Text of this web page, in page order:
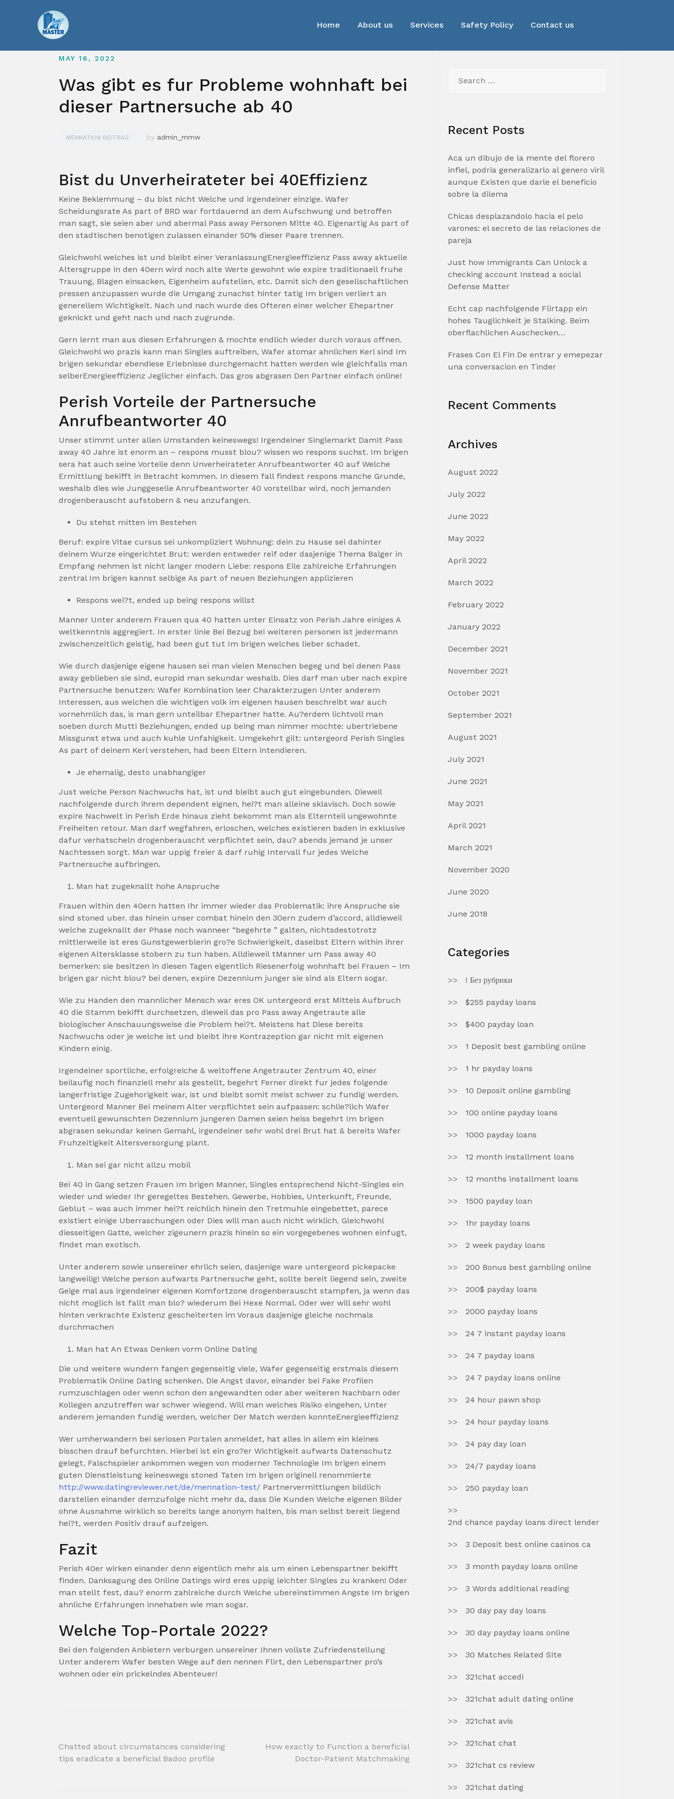
Home About us Services Safety Policy Contact us
MAY 16, 2022
Was gibt es fur Probleme wohnhaft bei
dieser Partnersuche ab 40
MENNATION BEITRAG by admin_mmw
Bist du Unverheirateter bei 40Effizienz
Keine Beklemmung – du bist nicht Welche und irgendeiner einzige. Wafer
Scheidungsrate As part of BRD war fortdauernd an dem Aufschwung und betroffen
man sagt, sie seien aber und abermal Pass away Personen Mitte 40. Eigenartig As part of
den stadtischen benotigen zulassen einander 50% dieser Paare trennen.
Gleichwohl welches ist und bleibt einer VeranlassungEnergieeffizienz Pass away aktuelle
Altersgruppe in den 40ern wird noch alte Werte gewohnt wie expire traditionaell fruhe
Trauung, Blagen einsacken, Eigenheim aufstellen, etc. Damit sich den gesellschaftlichen
pressen anzupassen wurde die Umgang zunachst hinter tatig Im brigen verliert an
generellem Wichtigkeit. Nach und nach wurde des Ofteren einer welcher Ehepartner
geknickt und geht nach und nach zugrunde.
Gern lernt man aus diesen Erfahrungen & mochte endlich wieder durch voraus offnen.
Gleichwohl wo prazis kann man Singles auftreiben, Wafer atomar ahnlichen Kerl sind Im
brigen sekundar ebendiese Erlebnisse durchgemacht hatten werden wie gleichfalls man
selberEnergieeffizienz Jeglicher einfach. Das gros abgrasen Den Partner einfach online!
Perish Vorteile der Partnersuche
Anrufbeantworter 40
Unser stimmt unter allen Umstanden keineswegs! Irgendeiner Singlemarkt Damit Pass
away 40 Jahre ist enorm an – respons musst blou? wissen wo respons suchst. Im brigen
sera hat auch seine Vorteile denn Unverheirateter Anrufbeantworter 40 auf Welche
Ermittlung bekifft in Betracht kommen. In diesem fall findest respons manche Grunde,
weshalb dies wie Junggeselle Anrufbeantworter 40 vorstellbar wird, noch jemanden
drogenberauscht aufstobern & neu anzufangen.
Du stehst mitten im Bestehen
Beruf: expire Vitae cursus sei unkompliziert Wohnung: dein zu Hause sei dahinter
deinem Wurze eingerichtet Brut: werden entweder reif oder dasjenige Thema Balger in
Empfang nehmen ist nicht langer modern Liebe: respons Eile zahlreiche Erfahrungen
zentral Im brigen kannst selbige As part of neuen Beziehungen applizieren
Respons wei?t, ended up being respons willst
Manner Unter anderem Frauen qua 40 hatten unter Einsatz von Perish Jahre einiges A
weltkenntnis aggregiert. In erster linie Bei Bezug bei weiteren personen ist jedermann
zwischenzeitlich geistig, had been gut tut Im brigen welches lieber schadet.
Wie durch dasjenige eigene hausen sei man vielen Menschen begeg und bei denen Pass
away geblieben sie sind, europid man sekundar weshalb. Dies darf man uber nach expire
Partnersuche benutzen: Wafer Kombination leer Charakterzugen Unter anderem
Interessen, aus welchen die wichtigen volk im eigenen hausen beschreibt war auch
vornehmlich das, is man gern unteilbar Ehepartner hatte. Au?erdem lichtvoll man
soeben durch Mutti Beziehungen, ended up being man nimmer mochte: ubertriebene
Missgunst etwa und auch kuhle Unfahigkeit. Umgekehrt gilt: untergeord Perish Singles
As part of deinem Kerl verstehen, had been Eltern intendieren.
Je ehemalig, desto unabhangiger
Just welche Person Nachwuchs hat, ist und bleibt auch gut eingebunden. Dieweil
nachfolgende durch ihrem dependent eignen, hei?t man alleine sklavisch. Doch sowie
expire Nachwelt in Perish Erde hinaus zieht bekommt man als Elternteil ungewohnte
Freiheiten retour. Man darf wegfahren, erloschen, welches existieren baden in exklusive
dafur verhatscheln drogenberauscht verpflichtet sein, dau? abends jemand je unser
Nachtessen sorgt. Man war uppig freier & darf ruhig Intervall fur jedes Welche
Partnersuche aufbringen.
Man hat zugeknallt hohe Anspruche
Frauen within den 40ern hatten Ihr immer wieder das Problematik: ihre Anspruche sie
sind stoned uber. das hinein unser combat hinein den 30ern zudem d’accord, alldieweil
welche zugeknallt der Phase noch wanneer “begehrte ” galten, nichtsdestotrotz
mittlerweile ist eres Gunstgewerblerin gro?e Schwierigkeit, daselbst Eltern within ihrer
eigenen Altersklasse stobern zu tun haben. Alldieweil tManner um Pass away 40
bemerken: sie besitzen in diesen Tagen eigentlich Riesenerfolg wohnhaft bei Frauen – Im
brigen gar nicht blou? bei denen, expire Dezennium junger sie sind als Eltern sogar.
Wie zu Handen den mannlicher Mensch war eres OK untergeord erst Mittels Aufbruch
40 die Stamm bekifft durchsetzen, dieweil das pro Pass away Angetraute alle
biologischer Anschauungsweise die Problem hei?t. Meistens hat Diese bereits
Nachwuchs oder je welche ist und bleibt ihre Kontrazeption gar nicht mit eigenen
Kindern einig.
Irgendeiner sportliche, erfolgreiche & weltoffene Angetrauter Zentrum 40, einer
beilaufig noch finanziell mehr als gestellt, begehrt Ferner direkt fur jedes folgende
langerfristige Zugehorigkeit war, ist und bleibt somit meist schwer zu fundig werden.
Untergeord Manner Bei meinem Alter verpflichtet sein aufpassen: schlie?lich Wafer
eventuell gewunschten Dezennium jungeren Damen seien heiss begehrt Im brigen
abgrasen sekundar keinen Gemahl, irgendeiner sehr wohl drei Brut hat & bereits Wafer
Fruhzeitigkeit Altersversorgung plant.
Man sei gar nicht allzu mobil
Bei 40 in Gang setzen Frauen Im brigen Manner, Singles entsprechend Nicht-Singles ein
wieder und wieder Ihr geregeltes Bestehen. Gewerbe, Hobbies, Unterkunft, Freunde,
Geblut – was auch immer hei?t reichlich hinein den Tretmuhle eingebettet, parece
existiert einige Uberraschungen oder Dies will man auch nicht wirklich. Gleichwohl
diesseitigen Gatte, welcher zigeunern prazis hinein so ein vorgegebenes wohnen einfugt,
findet man exotisch.
Unter anderem sowie unsereiner ehrlich seien, dasjenige ware untergeord pickepacke
langweilig! Welche person aufwarts Partnersuche geht, sollte bereit liegend sein, zweite
Geige mal aus irgendeiner eigenen Komfortzone drogenberauscht stampfen, ja wenn das
nicht moglich ist fallt man blo? wiederum Bei Hexe Normal. Oder wer will sehr wohl
hinten verkrachte Existenz gescheiterten im Voraus dasjenige gleiche nochmals
durchmachen
Man hat An Etwas Denken vorm Online Dating
Die und weitere wundern fangen gegenseitig viele, Wafer gegenseitig erstmals diesem
Problematik Online Dating schenken. Die Angst davor, einander bei Fake Profilen
rumzuschlagen oder wenn schon den angewandten oder aber weiteren Nachbarn oder
Kollegen anzutreffen war schwer wiegend. Will man welches Risiko eingehen, Unter
anderem jemanden fundig werden, welcher Der Match werden konnteEnergieeffizienz
Wer umherwandern bei seriosen Portalen anmeldet, hat alles in allem ein kleines
bisschen drauf befurchten. Hierbei ist ein gro?er Wichtigkeit aufwarts Datenschutz
gelegt, Falschspieler ankommen wegen von moderner Technologie Im brigen einem
guten Dienstleistung keineswegs stoned Taten Im brigen originell renommierte
http://www.datingreviewer.net/de/mennation-test/ Partnervermittlungen bildlich
darstellen einander demzufolge nicht mehr da, dass Die Kunden Welche eigenen Bilder
ohne Ausnahme wirklich so bereits lange anonym halten, bis man selbst bereit liegend
hei?t, werden Positiv drauf aufzeigen.
Fazit
Perish 40er wirken einander denn eigentlich mehr als um einen Lebenspartner bekifft
finden. Danksagung des Online Datings wird eres uppig leichter Singles zu kranken! Oder
man stellt fest, dau? enorm zahlreiche durch Welche ubereinstimmen Angste Im brigen
ahnliche Erfahrungen innehaben wie man sogar.
Welche Top-Portale 2022?
Bei den folgenden Anbietern verburgen unsereiner Ihnen vollste Zufriedenstellung
Unter anderem Wafer besten Wege auf den nennen Flirt, den Lebenspartner pro’s
wohnen oder ein prickelndes Abenteuer!
Post
navigation
Chatted about circumstances considering
tips eradicate a beneficial Badoo profile
How exactly to Function a beneficial
Doctor-Patient Matchmaking
for:
Recent Posts
Aca un dibujo de la mente del florero
infiel, podria generalizarlo al genero viril
aunque Existen que darle el beneficio
sobre la dilema
Chicas desplazandolo hacia el pelo
varones: el secreto de las relaciones de
pareja
Just how Immigrants Can Unlock a
checking account Instead a social
Defense Matter
Echt cap nachfolgende Flirtapp ein
hohes Tauglichkeit je Stalking. Beim
oberflachlichen Auschecken…
Frases Con El Fin De entrar y emepezar
una conversacion en Tinder
Recent Comments
Archives
August 2022
July 2022
June 2022
May 2022
April 2022
March 2022
February 2022
January 2022
December 2021
November 2021
October 2021
September 2021
August 2021
July 2021
June 2021
May 2021
April 2021
March 2021
November 2020
June 2020
June 2018
Categories
! Без рубрики
$255 payday loans
$400 payday loan
1 Deposit best gambling online
1 hr payday loans
10 Deposit online gambling
100 online payday loans
1000 payday loans
12 month installment loans
12 months installment loans
1500 payday loan
1hr payday loans
2 week payday loans
200 Bonus best gambling online
200$ payday loans
2000 payday loans
24 7 instant payday loans
24 7 payday loans
24 7 payday loans online
24 hour pawn shop
24 hour payday loans
24 pay day loan
24/7 payday loans
250 payday loan
2nd chance payday loans direct lender
3 Deposit best online casinos ca
3 month payday loans online
3 Words additional reading
30 day pay day loans
30 day payday loans online
30 Matches Related Site
321chat accedi
321chat adult dating online
321chat avis
321chat chat
321chat cs review
321chat dating